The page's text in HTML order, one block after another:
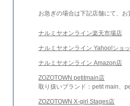
お急ぎの場合は下記店舗にて、お
ナルミヤオンライン楽天市場店
ナルミヤオンライン Yahoo!ショ
ナルミヤオンライン Amazon店
ZOZOTOWN petitmain店
取り扱いブランド：petit main、
ZOZOTOWN X-girl Stages店